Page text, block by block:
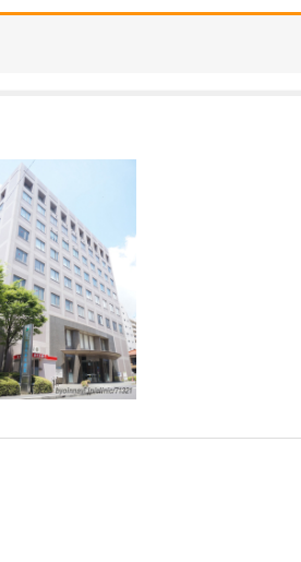
を提供し、目の健康を守